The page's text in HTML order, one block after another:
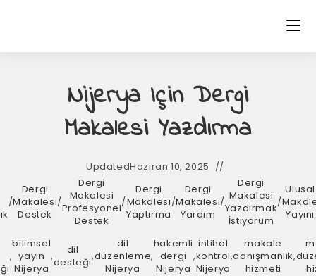
Nijerya Için Dergi
Makalesi Yazdırma
UpdatedHaziran 10, 2025
/
Dergi
Makalesi
Destek
/
Dergi
Makalesi
Profesyonel
Destek
/
Dergi
Makalesi
Yaptırma
/
Dergi
Makalesi
Yardım
/
Dergi
Makalesi
Yazdırmak
İstiyorum
/
Ulusal
Yayını
,
bilimsel
yayın
Nijerya
,
dil
desteği,
dil
düzenleme
Nijerya
,
hakemli
dergi
Nijerya
,
intihal
kontrol
Nijerya
,
makale
danışmanlık
hizmeti
,